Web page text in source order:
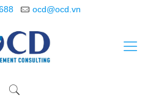
ocd@ocd.vn